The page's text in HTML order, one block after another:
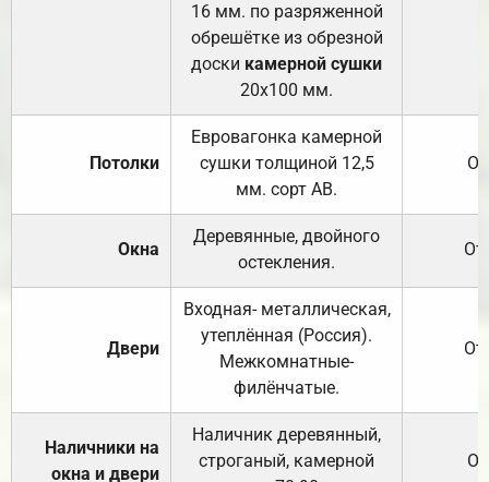
16 мм. по разряженной
обрешётке из обрезной
доски камерной сушки
20х100 мм.
Потолки
Евровагонка камерной
сушки толщиной 12,5
мм. сорт АВ.
Окна
Деревянные, двойного
остекления.
Двери
Входная- металлическая,
утеплённая (Россия).
Межкомнатные-
филёнчатые.
Наличники на
окна и двери
Наличник деревянный,
строганый, камерной